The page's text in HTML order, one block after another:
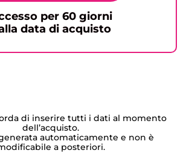
per 60 giorni
data di acquisto
di inserire tutti i dati al momento
dell’acquisto.
automaticamente e non è
a posteriori.